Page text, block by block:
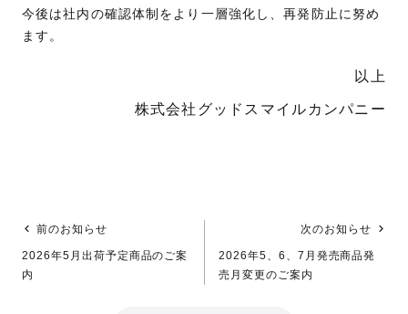
今後は社内の確認体制をより一層強化し、再発防止に努め
ます。
以上
株式会社グッドスマイルカンパニー
前のお知らせ
2026年5月出荷予定商品のご案
内
次のお知らせ
2026年5、6、7月発売商品発
売月変更のご案内